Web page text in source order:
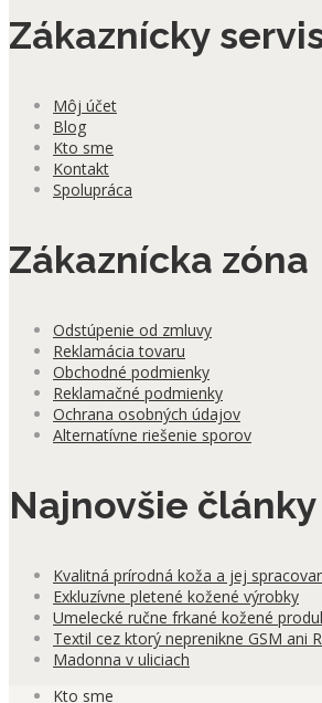
Zákaznícky
Môj účet
Blog
Kto sme
Kontakt
Spolupráca
Zákaznícka zóna
Odstúpenie od zmluvy
Reklamácia tovaru
Obchodné podmienky
Reklamačné podmienky
Ochrana osobných údajov
Alternatívne riešenie sporov
Najnovšie články
Kvalitná prírodná koža a jej
Exkluzívne pletené kožené výrobky
Umelecké ručne frkané kožené
Textil cez ktorý neprenikne GSM ani
Madonna v uliciach
Kto sme